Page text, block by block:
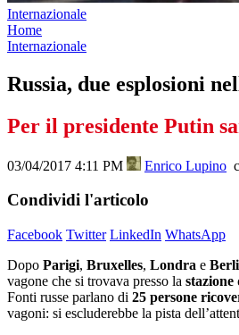
Internazionale
Home
Internazionale
Russia, due esplosioni
Per il presidente Putin
03/04/2017 4:11 PM Enrico Lupino
Condividi l'articolo
Facebook Twitter LinkedIn WhatsApp
Dopo Parigi, Bruxelles, Londra e
vagone che si trovava presso la stazione
Fonti russe parlano di 25 persone
vagoni: si escluderebbe la pista